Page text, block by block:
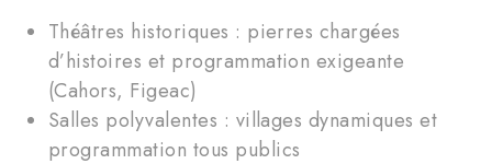
Théâtres historiques : pierres chargées
d’histoires et programmation exigeante
(Cahors, Figeac)
Salles polyvalentes : villages dynamiques et
programmation tous publics